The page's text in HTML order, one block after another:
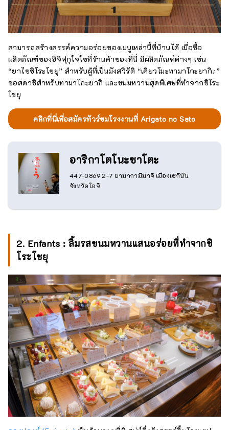
สามารถสร้างสรรค์ความอร่อยของเมนูเหล่านี้ที่บ้านได้ เมื่อซื้อ
ผลิตภัณฑ์ของฮิจิฟุกุโจโซที่ร้านค้าของที่นี่ มีผลิตภัณฑ์ต่างๆ เช่น
“ยาไซชิโระโชยุ” สำหรับผู้ที่เป็นมังสวิรัติ “เคียวโมะทามาโกะยากิ♪”
ซอสดาชิสำหรับทามาโกะยากิ และขนมหวานสุดพิเศษที่ทำจากชิโระ
โชยุ
คลิกที่นี่เพื่อสมัครทัวร์ชมโรงงานที่ Arigato no Sato
อาริกาโตโนะซาโตะ
447-0869 2-7 ยามากามิมาจิ เมืองเฮกินัน
จังหวัดไอจิ
2. Enfants : ลิ้มรสขนมหวานแสนอร่อยที่ทำจากชิ
โระโชยุ